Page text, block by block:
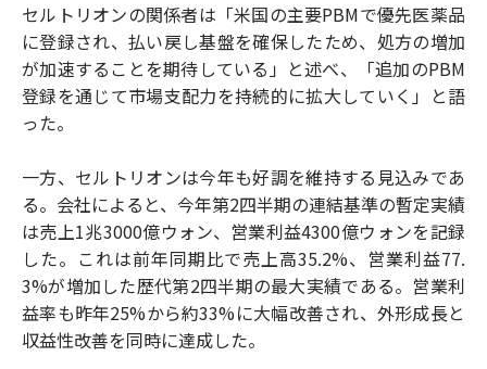
セルトリオンの関係者は「米国の主要PBMで優先医薬品
に登録され、払い戻し基盤を確保したため、処方の増加
が加速することを期待している」と述べ、「追加のPBM
登録を通じて市場支配力を持続的に拡大していく」と語
った。
一方、セルトリオンは今年も好調を維持する見込みであ
る。会社によると、今年第2四半期の連結基準の暫定実績
は売上1兆3000億ウォン、営業利益4300億ウォンを記録
した。これは前年同期比で売上高35.2%、営業利益77.
3%が増加した歴代第2四半期の最大実績である。営業利
益率も昨年25%から約33%に大幅改善され、外形成長と
収益性改善を同時に達成した。